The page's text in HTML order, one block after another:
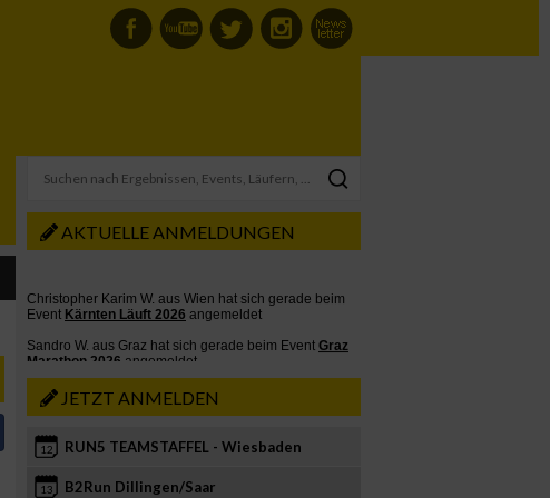
AKTUELLE ANMELDUNGEN
JETZT ANMELDEN
12 RUN5 TEAMSTAFFEL - Wiesbaden
13 B2Run Dillingen/Saar